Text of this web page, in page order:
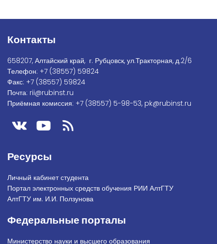
Контакты
658207, Алтайский край, г. Рубцовск, ул.Тракторная, д.2/6
Телефон: +7 (38557) 59824
Факс: +7 (38557) 59824
Почта: rii@rubinst.ru
Приёмная комиссия: +7 (38557) 5-98-53, pk@rubinst.ru
Ресурсы
Личный кабинет студента
Портал электронных средств обучения РИИ АлтГТУ
АлтГТУ им. И.И. Ползунова
Федеральные порталы
Министерство науки и высшего образования